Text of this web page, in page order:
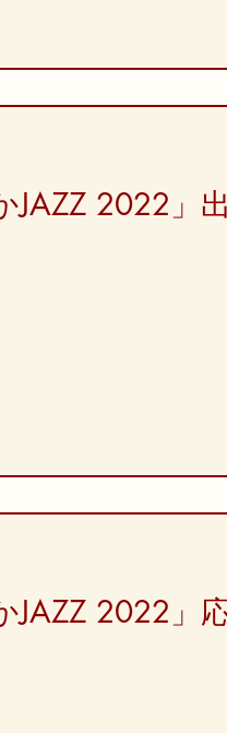
JAZZ 2022」
JAZZ 2022」